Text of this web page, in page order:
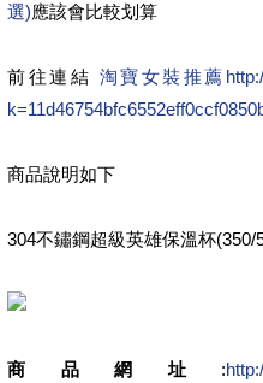
選)應該會比較划算
前往連結 淘寶女裝推薦
商品說明如下
304不鏽鋼超級英雄保溫杯(350/
商品網址 :